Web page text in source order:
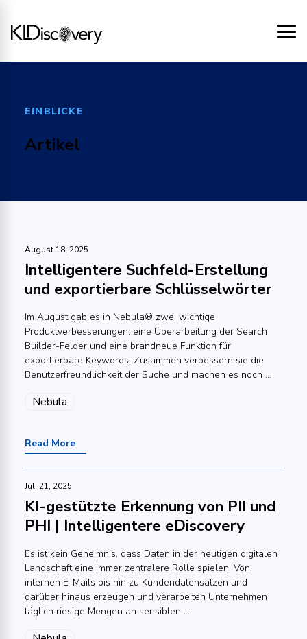
EINBLICKE
Artikel
August 18, 2025
Intelligentere Suchfeld-Erstellung
und exportierbare Schlüsselwörter
Im August gab es in Nebula® zwei wichtige
Produktverbesserungen: eine Überarbeitung der Search
Builder-Felder und eine brandneue Funktion für
exportierbare Keywords. Zusammen verbessern sie die
Benutzerfreundlichkeit der Suche und machen es noch ...
Nebula
Read More
Juli 21, 2025
KI-gestützte Erkennung von PII und
PHI | Intelligentere eDiscovery
Es ist kein Geheimnis, dass Daten in der heutigen digitalen
Landschaft eine immer zentralere Rolle spielen. Von
internen E-Mails bis hin zu Kundendatensätzen und
darüber hinaus erzeugen und verarbeiten Unternehmen
täglich riesige Mengen an sensiblen ...